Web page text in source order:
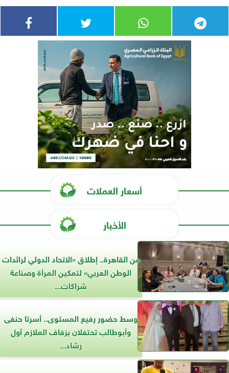
أسعار العملات
الأخبار
من القاهرة.. إطلاق «الاتحاد الدولي لرائدات
الوطن العربي» لتمكين المرأة وصناعة
شراكات...
وسط حضور رفيع المستوى.. أسرتا حنفى
وأبوطالب تحتفلان بزفاف الملازم أول
رشاد...